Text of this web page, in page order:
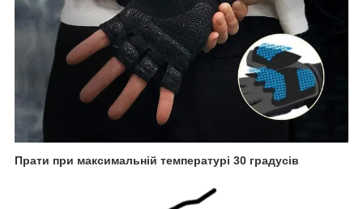
Прати при максимальній температурі 30 градусів